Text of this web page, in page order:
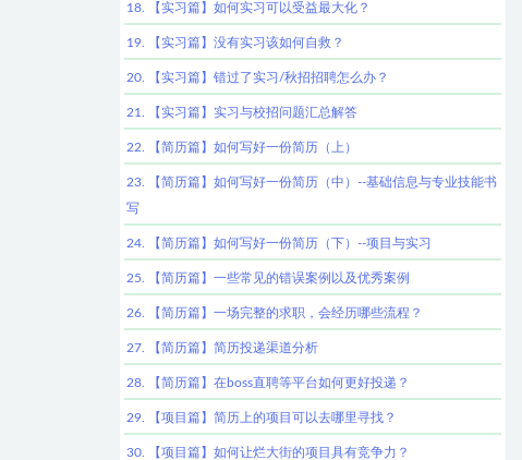
18. 【实习篇】如何实习可以受益最大化？
19. 【实习篇】没有实习该如何自救？
20. 【实习篇】错过了实习/秋招招聘怎么办？
21. 【实习篇】实习与校招问题汇总解答
22. 【简历篇】如何写好一份简历（上）
23. 【简历篇】如何写好一份简历（中）--基础信息与专业技能书
写
24. 【简历篇】如何写好一份简历（下）--项目与实习
25. 【简历篇】一些常见的错误案例以及优秀案例
26. 【简历篇】一场完整的求职，会经历哪些流程？
27. 【简历篇】简历投递渠道分析
28. 【简历篇】在boss直聘等平台如何更好投递？
29. 【项目篇】简历上的项目可以去哪里寻找？
30. 【项目篇】如何让烂大街的项目具有竞争力？